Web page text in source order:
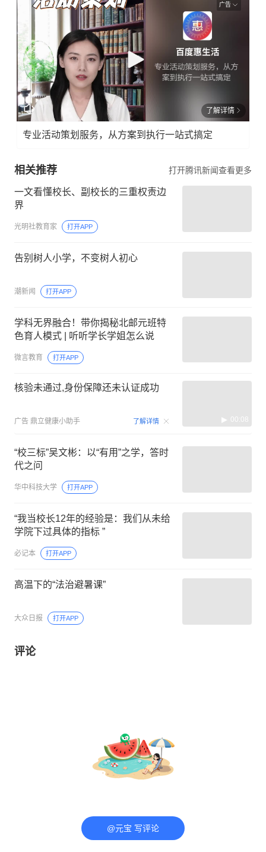
广告
了解详情
专业活动策划服务，从方案到执行一站式搞定
相关推荐 打开腾讯新闻查看更多
一文看懂校长、副校长的三重权责边
界
光明社教育家 打开APP
告别树人小学，不变树人初心
潮新闻 打开APP
学科无界融合！带你揭秘北邮元班特
色育人模式 | 听听学长学姐怎么说
微言教育 打开APP
核验未通过,身份保障还未认证成功
广告 鼎立健康小助手 了解详情 00:08
“校三标”吴文彬：以“有用”之学，答时
代之问
华中科技大学 打开APP
“我当校长12年的经验是：我们从未给
学院下过具体的指标 ”
必记本 打开APP
高温下的“法治避暑课”
大众日报 打开APP
评论
@元宝 写评论